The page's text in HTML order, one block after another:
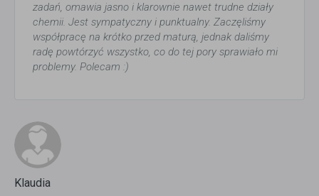
zadań, omawia jasno i klarownie nawet trudne działy
chemii. Jest sympatyczny i punktualny. Zaczęliśmy
współpracę na krótko przed maturą, jednak daliśmy
radę powtórzyć wszystko, co do tej pory sprawiało mi
problemy. Polecam :)
Klaudia